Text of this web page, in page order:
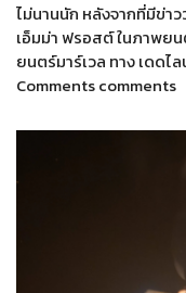
ไม่นานนัก หลังจากที่มีข่า
เอ็มม่า ฟรอสต์ ในภาพย
ยนตร์มาร์เวล ทาง เดด
Comments comments